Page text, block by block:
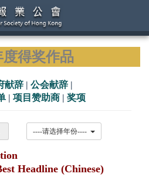
度得奖作品
献辞 | 公会献辞 |
| 项目赞助商 | 奖项
Headline (Chinese)